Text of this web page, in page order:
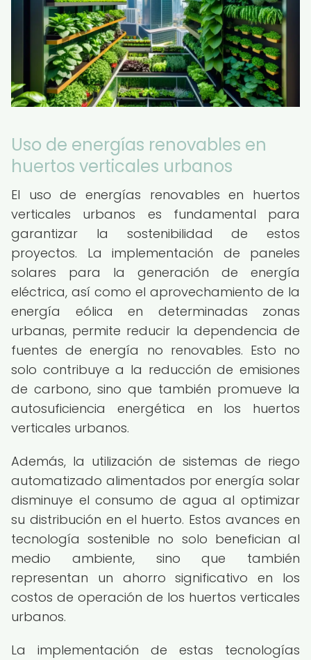
Uso de energías renovables en
huertos verticales urbanos
El uso de energías renovables en huertos
verticales urbanos es fundamental para
garantizar la sostenibilidad de estos
proyectos. La implementación de paneles
solares para la generación de energía
eléctrica, así como el aprovechamiento de la
energía eólica en determinadas zonas
urbanas, permite reducir la dependencia de
fuentes de energía no renovables. Esto no
solo contribuye a la reducción de emisiones
de carbono, sino que también promueve la
autosuficiencia energética en los huertos
verticales urbanos.
Además, la utilización de sistemas de riego
automatizado alimentados por energía solar
disminuye el consumo de agua al optimizar
su distribución en el huerto. Estos avances en
tecnología sostenible no solo benefician al
medio ambiente, sino que también
representan un ahorro significativo en los
costos de operación de los huertos verticales
urbanos.
La implementación de estas tecnologías